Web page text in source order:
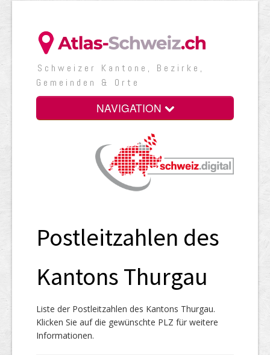
Schweizer Kantone, Bezirke,
Gemeinden & Orte
NAVIGATION
Postleitzahlen des
Kantons Thurgau
Liste der Postleitzahlen des Kantons Thurgau.
Klicken Sie auf die gewünschte PLZ für weitere
Informationen.